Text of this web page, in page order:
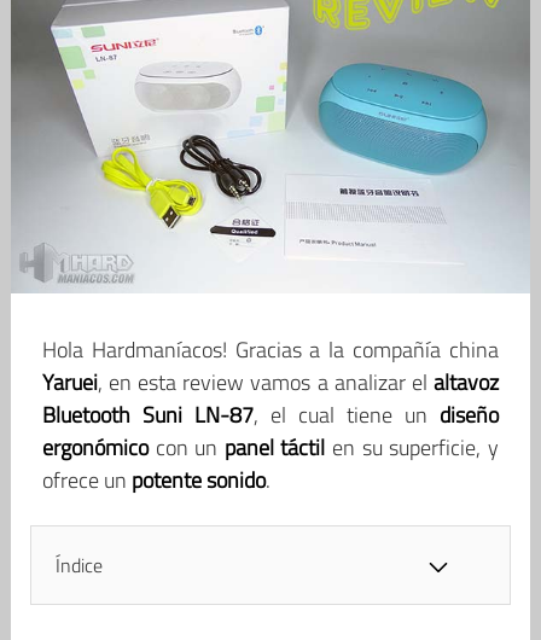
Hola Hardmaníacos! Gracias a la compañía china
Yaruei, en esta review vamos a analizar elaltavoz
Bluetooth Suni LN-87, el cual tiene un diseño
ergonómicocon un panel táctil en su superficie, y
ofrece un potente sonido.
Índice